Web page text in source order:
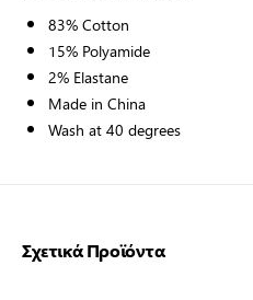
83% Cotton
15% Polyamide
2% Elastane
Made in China
Wash at 40 degrees
Σχετικά Προϊόντα